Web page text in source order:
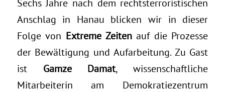
Sechs Jahre nach dem rechtsterroristischen
Anschlag in Hanau blicken wir in dieser
Folge von Extreme Zeiten auf die Prozesse
der Bewältigung und Aufarbeitung. Zu Gast
ist Gamze Damat, wissenschaftliche
Mitarbeiterin am Demokratiezentrum